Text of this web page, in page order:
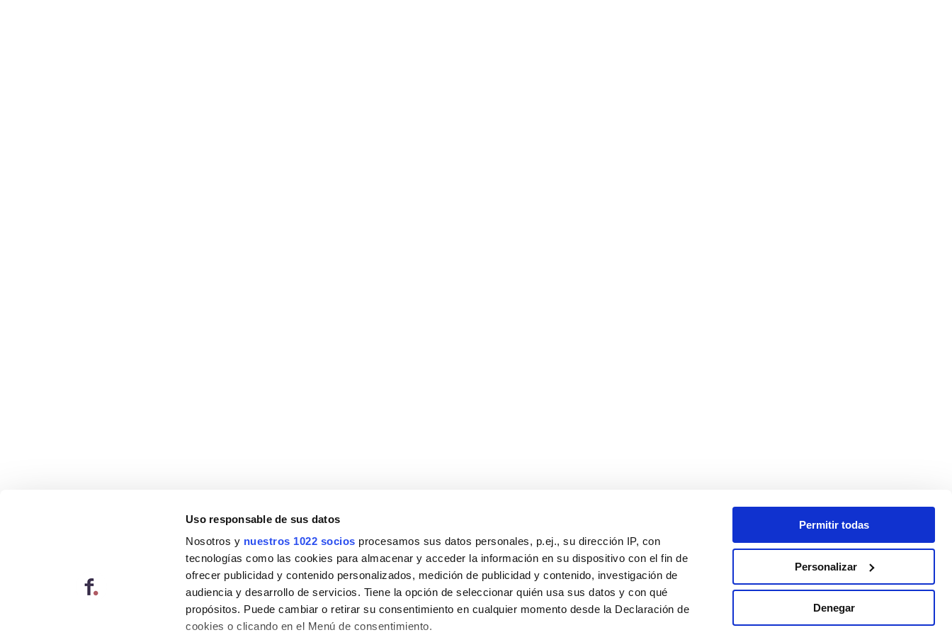
Uso responsable de sus datos
Nosotros y nuestros 1022 socios procesamos sus datos personales, p.ej., su dirección IP, con
tecnologías como las cookies para almacenar y acceder la información en su dispositivo con el fin de
ofrecer publicidad y contenido personalizados, medición de publicidad y contenido, investigación de
audiencia y desarrollo de servicios. Tiene la opción de seleccionar quién usa sus datos y con qué
propósitos. Puede cambiar o retirar su consentimiento en cualquier momento desde la Declaración de
cookies o clicando en el Menú de consentimiento.
Permitir todas
Personalizar
Denegar